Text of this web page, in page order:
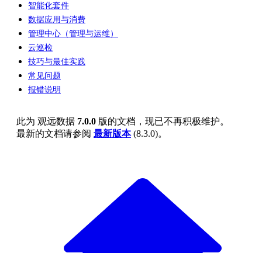
智能化套件
数据应用与消费
管理中心（管理与运维）
云巡检
技巧与最佳实践
常见问题
报错说明
此为 观远数据 7.0.0 版的文档，现已不再积极维护。
最新的文档请参阅 最新版本(8.3.0)。